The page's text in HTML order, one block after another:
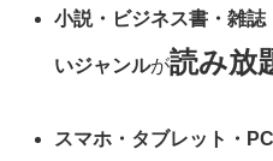
小説・ビジネス書・雑
いジャンルが読み放
スマホ・タブレット・